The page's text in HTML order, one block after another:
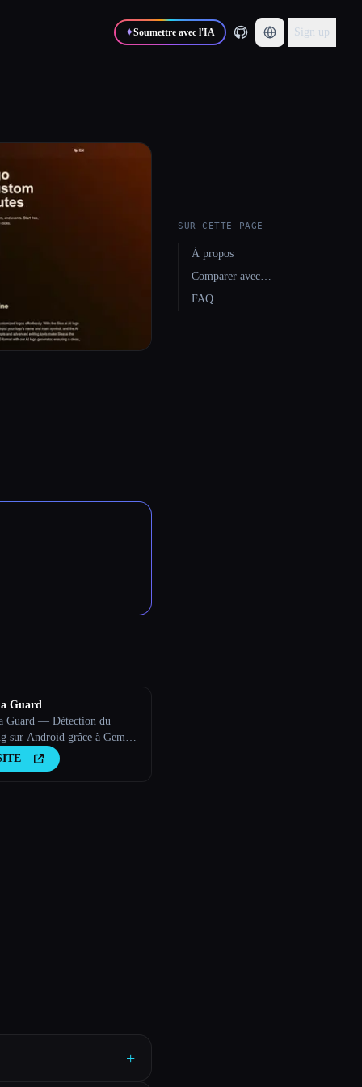
✦Soumettre avec l'IA Sign up
Guard
Guard — Détection du
sur Android grâce à Gemma
+
SUR CETTE PAGE
À propos
Comparer avec…
FAQ